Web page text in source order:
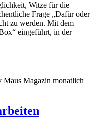
Witze für die
Frage „Dafür oder
zu werden. Mit dem
eingeführt, in der
Magazin monatlich